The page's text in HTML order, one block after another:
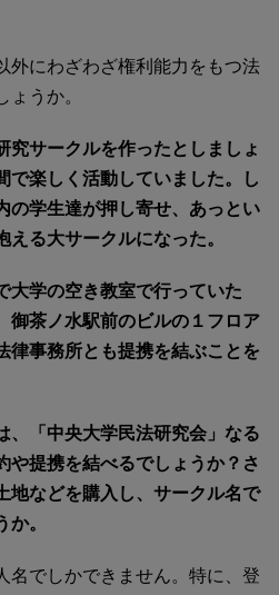
外にわざわざ権利能力をもつ法
ょうか。
究サークルを作ったとしましょ
で楽しく活動していました。し
の学生達が押し寄せ、あっとい
る大サークルになった。
大学の空き教室で行っていた
御茶ノ水駅前のビルの１フロア
律事務所とも提携を結ぶことを
、「中央大学民法研究会」なる
や提携を結べるでしょうか？さ
地などを購入し、サークル名で
。
名でしかできません。特に、登